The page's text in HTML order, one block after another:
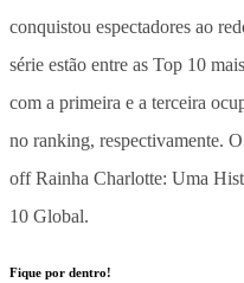
conquistou espectadores ao
série estão entre as Top 10
com a primeira e a terceira
no ranking, respectivamente.
off Rainha Charlotte: Uma
10 Global.
Fique por dentro!